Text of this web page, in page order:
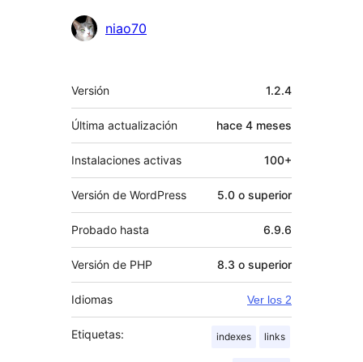
Colaboradores
niao70
Meta
Versión 1.2.4
Última actualización hace 4 meses
Instalaciones activas 100+
Versión de WordPress 5.0 o superior
Probado hasta 6.9.6
Versión de PHP 8.3 o superior
Idiomas Ver los 2
Etiquetas: indexes links